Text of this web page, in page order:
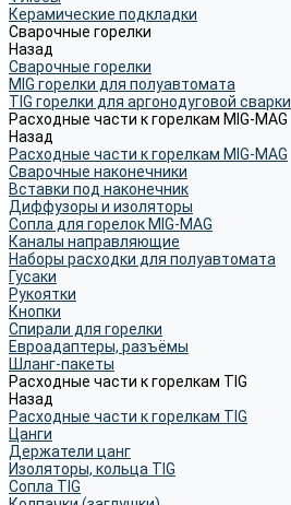
Керамические подкладки
Сварочные горелки
Назад
Сварочные горелки
MIG горелки для полуавтомата
TIG горелки для аргонодуговой сварки
Расходные части к горелкам MIG-MAG
Назад
Расходные части к горелкам MIG-MAG
Сварочные наконечники
Вставки под наконечник
Диффузоры и изоляторы
Сопла для горелок MIG-MAG
Каналы направляющие
Наборы расходки для полуавтомата
Гусаки
Рукоятки
Кнопки
Спирали для горелки
Евроадаптеры, разъёмы
Шланг-пакеты
Расходные части к горелкам TIG
Назад
Расходные части к горелкам TIG
Цанги
Держатели цанг
Изоляторы, кольца TIG
Сопла TIG